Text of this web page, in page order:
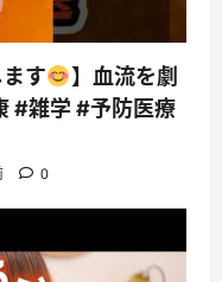
す
】血流を劇
#雑学 #予防医療
0